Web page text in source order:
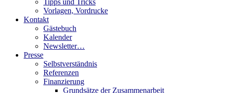
Vorlagen, Vordrucke
Kontakt
Gästebuch
Kalender
Newsletter…
Presse
Selbstverständnis
Referenzen
Finanzierung
Grundsätze der Zusammenarbeit